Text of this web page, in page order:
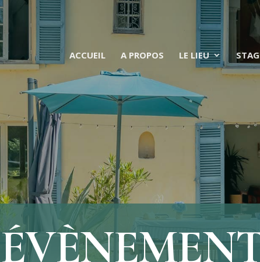
ACCUEIL A PROPOS LE LIEU